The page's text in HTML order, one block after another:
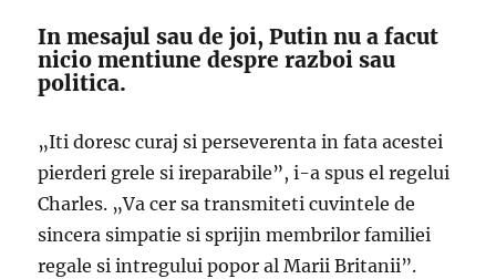
In mesajul sau de joi, Putin nu a facut
nicio mentiune despre razboi sau
politica.
„Iti doresc curaj si perseverenta in fata acestei
pierderi grele si ireparabile”, i-a spus el regelui
Charles. „Va cer sa transmiteti cuvintele de
sincera simpatie si sprijin membrilor familiei
regale si intregului popor al Marii Britanii”.